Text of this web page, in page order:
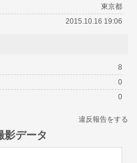
東京都
2015.10.16 19:06
8
0
0
違反報告をする
影データ